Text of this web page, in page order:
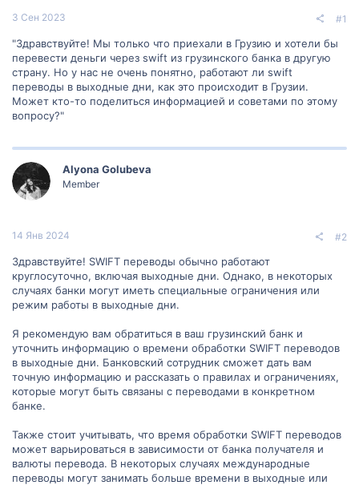
3 Сен 2023 #1
"Здравствуйте! Мы только что приехали в Грузию и хотели бы
перевести деньги через swift из грузинского банка в другую
страну. Но у нас не очень понятно, работают ли swift
переводы в выходные дни, как это происходит в Грузии.
Может кто-то поделиться информацией и советами по этому
вопросу?"
Alyona Golubeva
Member
14 Янв 2024 #2
Здравствуйте! SWIFT переводы обычно работают
круглосуточно, включая выходные дни. Однако, в некоторых
случаях банки могут иметь специальные ограничения или
режим работы в выходные дни.
Я рекомендую вам обратиться в ваш грузинский банк и
уточнить информацию о времени обработки SWIFT переводов
в выходные дни. Банковский сотрудник сможет дать вам
точную информацию и рассказать о правилах и ограничениях,
которые могут быть связаны с переводами в конкретном
банке.
Также стоит учитывать, что время обработки SWIFT переводов
может варьироваться в зависимости от банка получателя и
валюты перевода. В некоторых случаях международные
переводы могут занимать больше времени в выходные или